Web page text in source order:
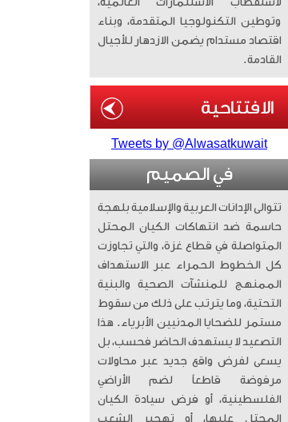
وتوطين التكنولوجيا المتقدمة، وبناء
اقتصاد مستدام يضمن الازدهار للأجيال
القادمة.
Tweets by @Alwasatkuwait
في الصميم
تتوالى الإدانات العربية والإسلامية بلهجة
حاسمة ضد انتهاكات الكيان المحتل
المتواصلة في قطاع غزة، والتي تجاوزت
كل الخطوط الحمراء عبر الاستهداف
الممنهج للمنشآت الصحية والبنية
التحتية، وما يترتب على ذلك من سقوط
مستمر للضحايا المدنيين الأبرياء. ​ هذا
التصعيد لا يستهدف الحاضر فحسب، بل
يسعى لفرض واقع جديد عبر محاولات
مرفوضة قاطعاً لضم الأراضي
الفلسطينية، أو فرض سيادة الكيان
المحتل عليها، أو تهجير الشعب